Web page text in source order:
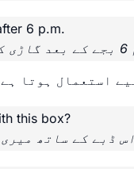
6 p.m.
استعمال ہوتا ہے۔
this box?
ڈبے کے ساتھ